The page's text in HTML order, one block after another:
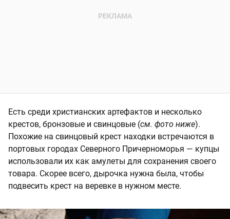
Есть среди христианских артефактов и несколько
крестов, бронзовые и свинцовые (см. фото ниже).
Похожие на свинцовый крест находки встречаются в
портовых городах Северного Причерноморья — купцы
использовали их как амулеты для сохранения своего
товара. Скорее всего, дырочка нужна была, чтобы
подвесить крест на веревке в нужном месте.